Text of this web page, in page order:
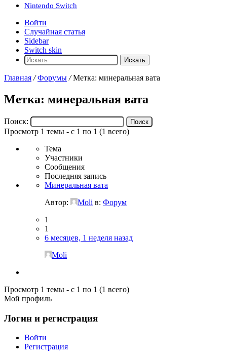
Nintendo Switch
Войти
Случайная статья
Sidebar
Switch skin
Искать
Главная / Форумы / Метка: минеральная вата
Метка: минеральная вата
Поиск:
Просмотр 1 темы - с 1 по 1 (1 всего)
Тема
Участники
Сообщения
Последняя запись
Минеральная вата
Автор:
Moli в: Форум
1
1
6 месяцев, 1 неделя назад
Moli
Просмотр 1 темы - с 1 по 1 (1 всего)
Мой профиль
Логин и регистрация
Войти
Регистрация